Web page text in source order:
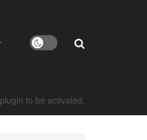
plugin to be activated.